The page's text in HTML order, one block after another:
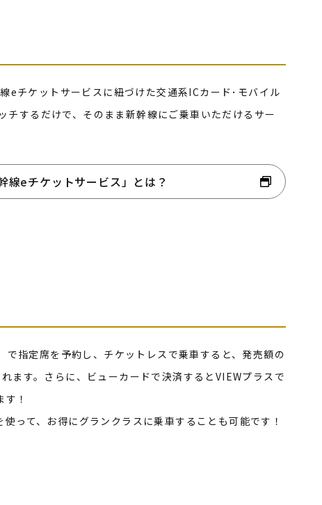
eチケットサービスに紐づけた交通系ICカード･モバイル
チするだけで、そのまま新幹線にご乗車いただけるサー
線eチケットサービス」とは？
で指定席を予約し、チケットレスで乗車すると、発売額の
ます。さらに、ビューカードで決済するとVIEWプラスで
！
って、お得にグランクラスに乗車することも可能です！